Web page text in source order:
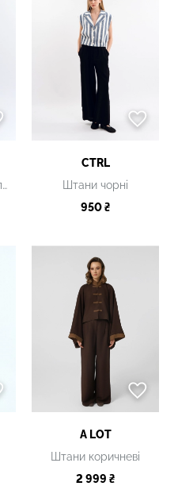
Брюки палаццо з еластичним поясом темно-сині
CTRL
Штани чорні
950 ₴
A LOT
Штани коричневі
2 999 ₴